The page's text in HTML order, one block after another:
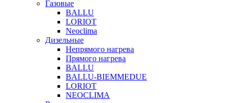
Газовые
BALLU
LORIOT
Neoclima
Дизельные
Непрямого нагрева
Прямого нагрева
BALLU
BALLU-BIEMMEDUE
LORIOT
NEOCLIMA